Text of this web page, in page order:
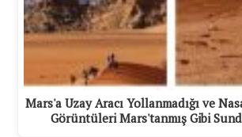
Mars'a Uzay Aracı Yollanmadığı ve
Görüntüleri Mars'tanmış Gibi